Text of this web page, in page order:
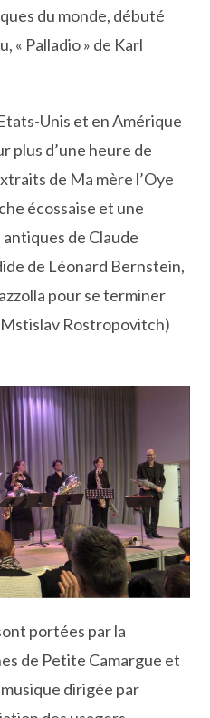
du monde, débuté
« Palladio » de Karl
Unis et en Amérique
plus d’une heure de
de Ma mère l’Oye
écossaise et une
de Claude
de Léonard Bernstein,
pour se terminer
Mstislav Rostropovitch)
portées par la
de Petite Camargue et
dirigée par